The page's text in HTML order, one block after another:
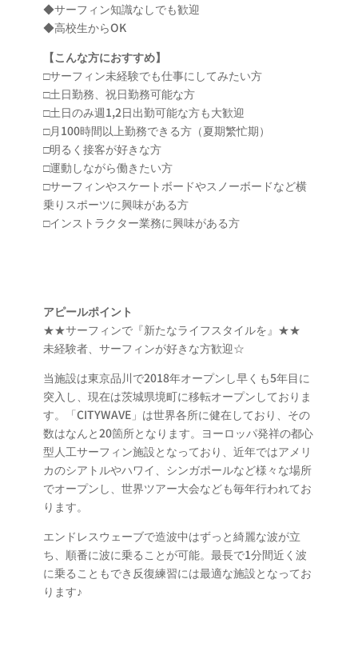
◆サーフィン知識なしでも歓迎
◆高校生からOK
【こんな方におすすめ】
□サーフィン未経験でも仕事にしてみたい方
□土日勤務、祝日勤務可能な方
□土日のみ週1,2日出勤可能な方も大歓迎
□月100時間以上勤務できる方（夏期繁忙期）
□明るく接客が好きな方
□運動しながら働きたい方
□サーフィンやスケートボードやスノーボードなど横
乗りスポーツに興味がある方
□インストラクター業務に興味がある方
アピールポイント
★★サーフィンで『新たなライフスタイルを』★★
未経験者、サーフィンが好きな方歓迎☆
当施設は東京品川で2018年オープンし早くも5年目に
突入し、現在は茨城県境町に移転オープンしておりま
す。「CITYWAVE」は世界各所に健在しており、その
数はなんと20箇所となります。ヨーロッパ発祥の都心
型人工サーフィン施設となっており、近年ではアメリ
カのシアトルやハワイ、シンガポールなど様々な場所
でオープンし、世界ツアー大会なども毎年行われてお
ります。
エンドレスウェーブで造波中はずっと綺麗な波が立
ち、順番に波に乗ることが可能。最長で1分間近く波
に乗ることもでき反復練習には最適な施設となってお
ります♪